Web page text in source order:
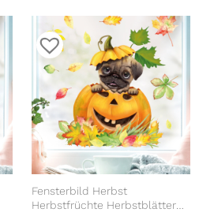
Kinderzimmer Baby Kind
Fensterbild Herbst
Herbstfrüchte Herbstblätter